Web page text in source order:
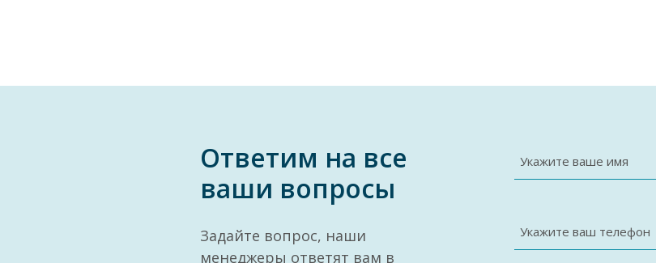
Ответим на все
ваши вопросы
Задайте вопрос, наши
менеджеры ответят вам в
Укажите ваше имя
Укажите ваш телефон